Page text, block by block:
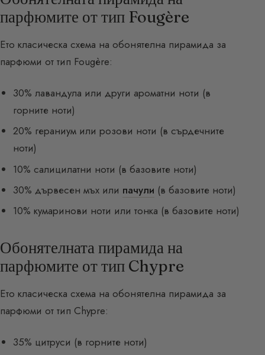
парфюмите от тип Fougère
Ето класическа схема на обонятелна пирамида за
парфюми от тип Fougère:
30% лавандула или други ароматни ноти (в
горните ноти)
20% гераниум или розови ноти (в сърдечните
ноти)
10% салицилатни ноти (в базовите ноти)
30% дървесен мъх или пачули (в базовите ноти)
10% кумаринови ноти или тонка (в базовите ноти)
Обонятелната пирамида на
парфюмите от тип Chypre
Ето класическа схема на обонятелна пирамида за
парфюми от тип Chypre:
35% цитруси (в горните ноти)